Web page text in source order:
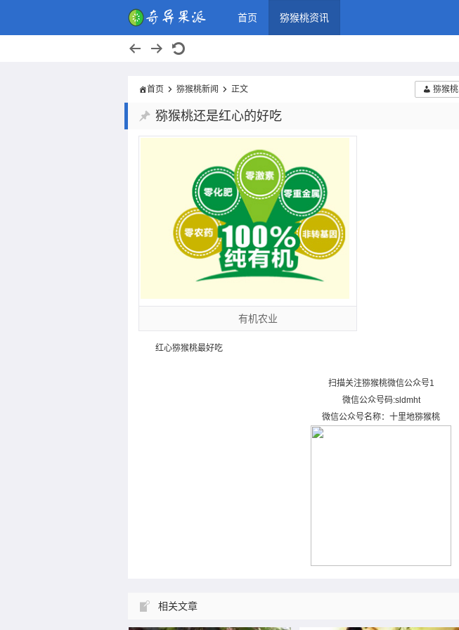
奇异果派，猕猴桃多一点
首页 猕猴桃资讯
首页 猕猴桃新闻 正文 猕猴桃
猕猴桃还是红心的好吃
有机农业
红心猕猴桃最好吃
扫描关注猕猴桃微信公众号1
微信公众号码:sldmht
微信公众号名称：十里地猕猴桃
相关文章
是猕猴桃生长的一个里程碑…
奇异果派恭祝芈月传收视长虹。 芈月如